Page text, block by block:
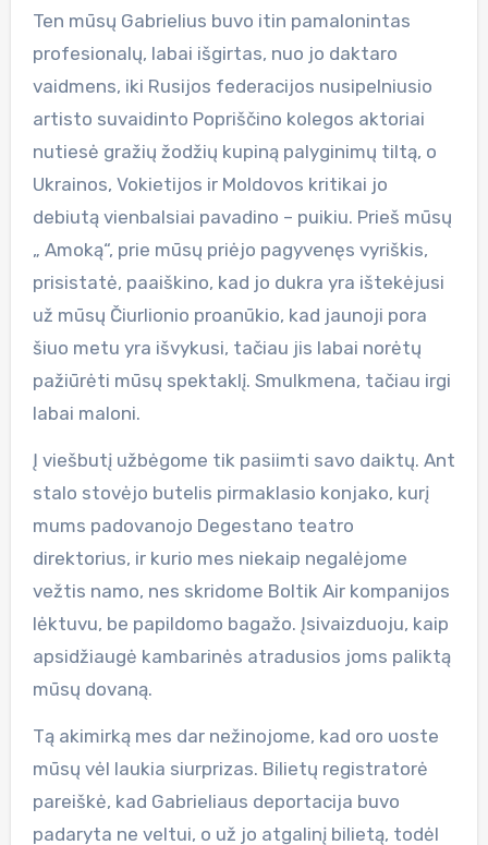
Ten mūsų Gabrielius buvo itin pamalonintas
profesionalų, labai išgirtas, nuo jo daktaro
vaidmens, iki Rusijos federacijos nusipelniusio
artisto suvaidinto Popriščino kolegos aktoriai
nutiesė gražių žodžių kupiną palyginimų tiltą, o
Ukrainos, Vokietijos ir Moldovos kritikai jo
debiutą vienbalsiai pavadino – puikiu. Prieš mūsų
„ Amoką“, prie mūsų priėjo pagyvenęs vyriškis,
prisistatė, paaiškino, kad jo dukra yra ištekėjusi
už mūsų Čiurlionio proanūkio, kad jaunoji pora
šiuo metu yra išvykusi, tačiau jis labai norėtų
pažiūrėti mūsų spektaklį. Smulkmena, tačiau irgi
labai maloni.
Į viešbutį užbėgome tik pasiimti savo daiktų. Ant
stalo stovėjo butelis pirmaklasio konjako, kurį
mums padovanojo Degestano teatro
direktorius, ir kurio mes niekaip negalėjome
vežtis namo, nes skridome Boltik Air kompanijos
lėktuvu, be papildomo bagažo. Įsivaizduoju, kaip
apsidžiaugė kambarinės atradusios joms paliktą
mūsų dovaną.
Tą akimirką mes dar nežinojome, kad oro uoste
mūsų vėl laukia siurprizas. Bilietų registratorė
pareiškė, kad Gabrieliaus deportacija buvo
padaryta ne veltui, o už jo atgalinį bilietą, todėl